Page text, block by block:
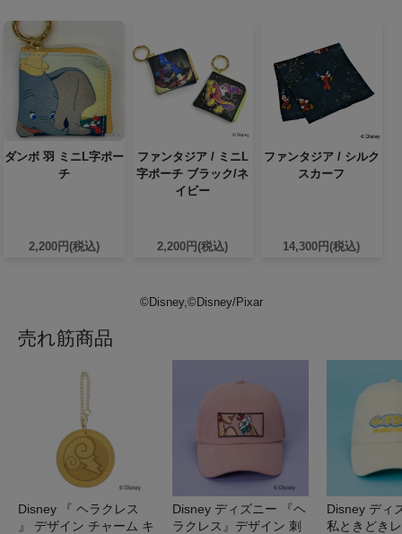
ダンボ 羽 ミニL字ポー
チ
2,200円(税込)
ファンタジア / ミニL
字ポーチ ブラック/ネ
イビー
2,200円(税込)
ファンタジア / シルク
スカーフ
14,300円(税込)
©Disney,©Disney/Pixar
売れ筋商品
Disney 『 ヘラクレス
』 デザイン チャーム キ
Disney ディズニー 『ヘ
ラクレス』デザイン 刺
Disney ディ
私ときどき